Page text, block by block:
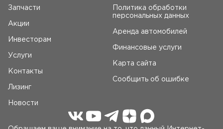
Запчасти
Акции
Инвесторам
Услуги
Контакты
Лизинг
Новости
Политика обработки
персональных данных
Аренда автомобилей
Финансовые услуги
Карта сайта
Сообщить об ошибке